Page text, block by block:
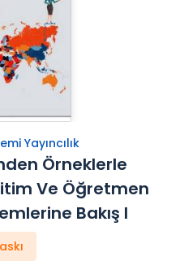
Yayıncılık
Örneklerle
Ve Öğretmen
Bakış I